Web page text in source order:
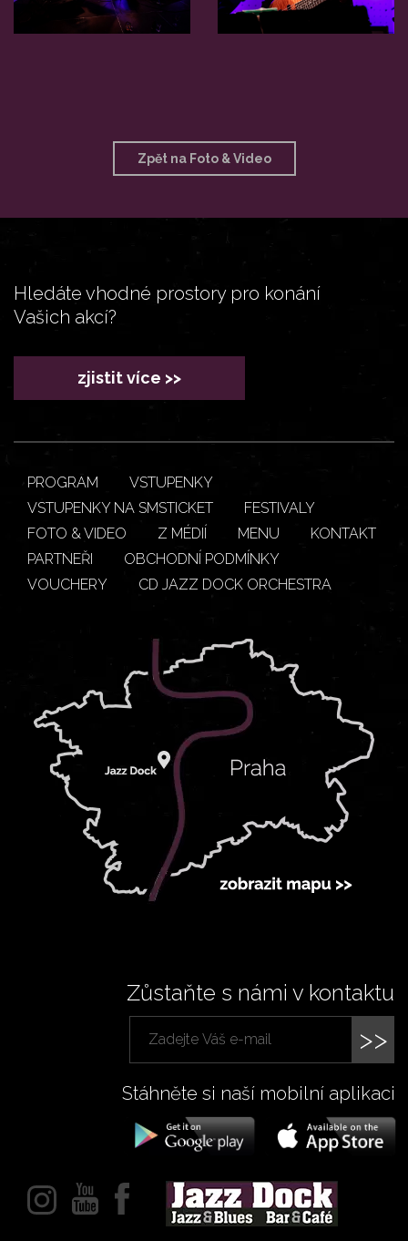
Zpět na Foto & Video
Hledáte vhodné prostory pro konání
Vašich akcí?
zjistit více >>
PROGRAM
VSTUPENKY
VSTUPENKY NA SMSTICKET
FESTIVALY
FOTO & VIDEO
Z MÉDIÍ MENU
KONTAKT
PARTNEŘI
OBCHODNÍ PODMÍNKY
VOUCHERY
CD JAZZ DOCK ORCHESTRA
Zůstaňte s námi v kontaktu
>>
Stáhněte si naší mobilní aplikaci